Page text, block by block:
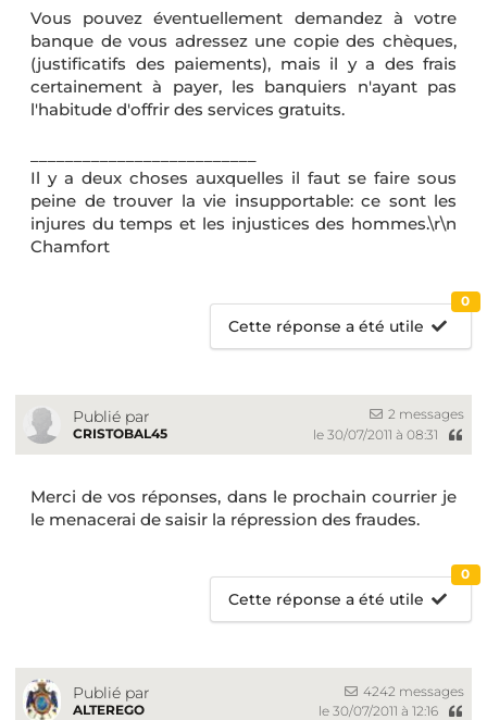
Vous pouvez éventuellement demandez à votre
banque de vous adressez une copie des chèques,
(justificatifs des paiements), mais il y a des frais
certainement à payer, les banquiers n'ayant pas
l'habitude d'offrir des services gratuits.
Il y a deux choses auxquelles il faut se faire sous
peine de trouver la vie insupportable: ce sont les
injures du temps et les injustices des hommes.\r\n
Chamfort
Cette réponse a été utile
0
Publié par
CRISTOBAL45
2 messages
le 30/07/2011 à 08:31
Merci de vos réponses, dans le prochain courrier je
le menacerai de saisir la répression des fraudes.
Cette réponse a été utile
0
Publié par
ALTEREGO
4242 messages
le 30/07/2011 à 12:16